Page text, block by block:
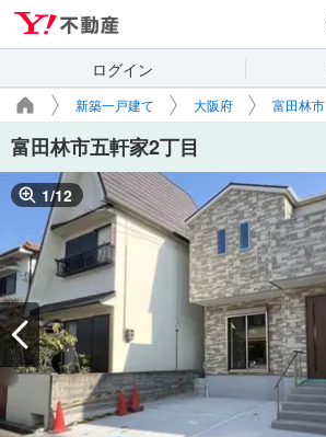
ログイン
新築一戸建て 大阪府 富田林市
富田林市五軒家2丁目
1/12